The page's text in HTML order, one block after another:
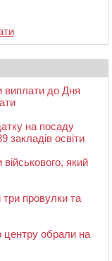
виплати до Дня
на посаду
закладів освіти
який
провулки та
центру обрали на